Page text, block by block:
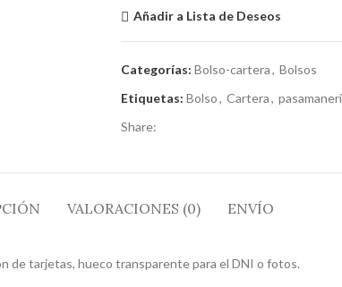
Añadir a Lista de Deseos
Categorías: Bolso-cartera, Bolsos
Etiquetas: Bolso, Cartera,
Share:
VALORACIONES (0) ENVÍO
de tarjetas, hueco transparente para el DNI o fotos.